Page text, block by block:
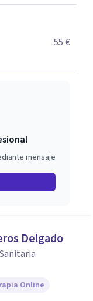
55 €
mensaje
Delgado
Online